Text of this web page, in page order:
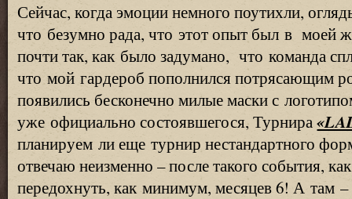
Сейчас, когда эмоции немного поутихли,
что безумно рада, что этот опыт был в моей
почти так, как было задумано, что команда
что мой гардероб пополнился потрясающим
появились бесконечно милые маски с
уже официально состоявшегося, Турнира
планируем ли еще турнир нестандартного
отвечаю неизменно – после такого события,
передохнуть, как минимум, месяцев 6! А там